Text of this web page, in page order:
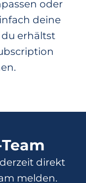
oder
deine
du erhältst
direkt
melden.